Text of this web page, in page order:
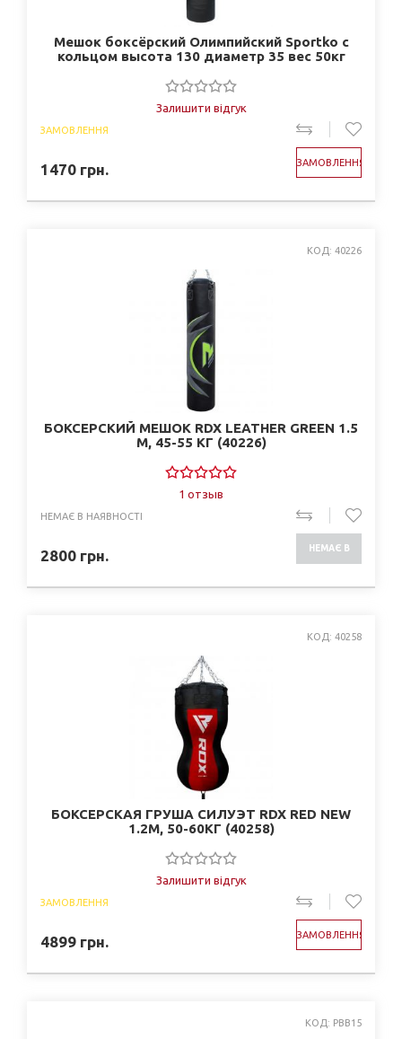
Мешок боксёрский Олимпийский Sportko с
кольцом высота 130 диаметр 35 вес 50кг
Залишити відгук
ЗАМОВЛЕННЯ
1470 грн. ЗАМОВЛЕННЯ
КОД: 40226
БОКСЕРСКИЙ МЕШОК RDX LEATHER GREEN 1.5
М, 45-55 КГ (40226)
1 отзыв
НЕМАЄ В НАЯВНОСТІ
2800 грн. НЕМАЄ В
КОД: 40258
БОКСЕРСКАЯ ГРУША СИЛУЭТ RDX RED NEW
1.2М, 50-60КГ (40258)
Залишити відгук
ЗАМОВЛЕННЯ
4899 грн. ЗАМОВЛЕННЯ
КОД: PBB15